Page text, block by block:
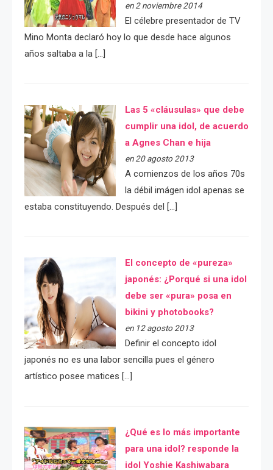
en 2 noviembre 2014
El célebre presentador de TV
Mino Monta declaró hoy lo que desde hace algunos
años saltaba a la […]
Las 5 «cláusulas» que debe
cumplir una idol, de acuerdo
a Agnes Chan e hija
en 20 agosto 2013
A comienzos de los años 70s
la débil imágen idol apenas se
estaba constituyendo. Después del […]
El concepto de «pureza»
japonés: ¿Porqué si una idol
debe ser «pura» posa en
bikini y photobooks?
en 12 agosto 2013
Definir el concepto idol
japonés no es una labor sencilla pues el género
artístico posee matices […]
¿Qué es lo más importante
para una idol? responde la
idol Yoshie Kashiwabara